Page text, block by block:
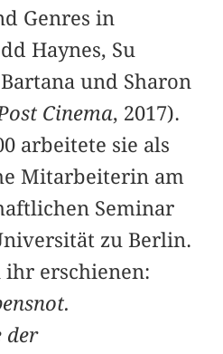
Genres in
Haynes, Su
und Sharon
Cinema, 2017).
arbeitete sie als
Mitarbeiterin am
Seminar
zu Berlin.
erschienen:
der